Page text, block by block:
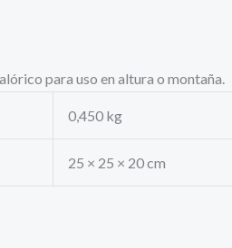
para uso en altura o montaña.
0,450 kg
25 × 25 × 20 cm